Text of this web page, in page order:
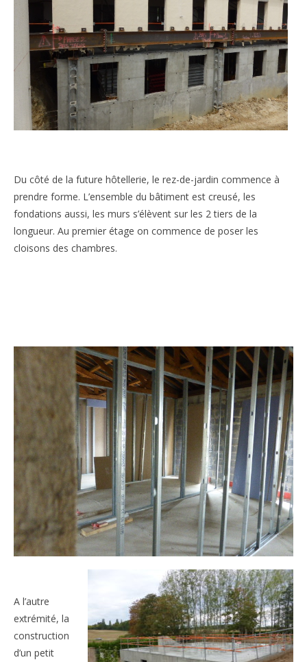
Du côté de la future hôtellerie, le rez-de-jardin commence à
prendre forme. L’ensemble du bâtiment est creusé, les
fondations aussi, les murs s’élèvent sur les 2 tiers de la
longueur. Au premier étage on commence de poser les
cloisons des chambres.
A l’autre
extrémité, la
construction
d’un petit